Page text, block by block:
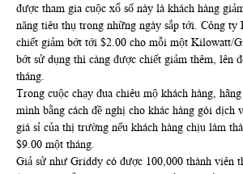
được tham gia cuộc xổ số này là khách hàng
năng tiêu thụ trong những ngày sắp tới. Công
chiết giảm bớt tới $2.00 cho mỗi một Kilowatt/
bớt sử dụng thì càng được chiết giảm thêm, lên
tháng.
Trong cuộc chạy đua chiêu mộ khách hàng,
mình bằng cách đề nghị cho khác hàng gói dịch
giá sỉ của thị trường nếu khách hàng chịu làm
$9.00 một tháng.
Giả sử như Griddy có được 100,000 thành viên